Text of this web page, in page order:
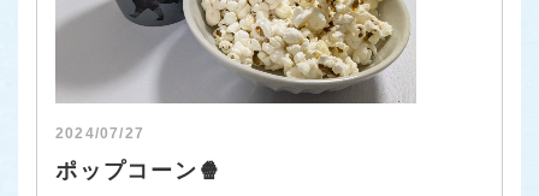
2024/07/27
ポップコーン🍿